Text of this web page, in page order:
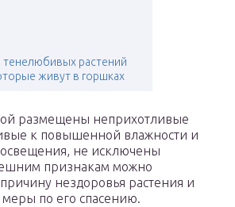
тенелюбивых растений
живут в горшках
размещены неприхотливые
к повышенной влажности и
не исключены
признакам можно
нездоровья растения и
по его спасению.